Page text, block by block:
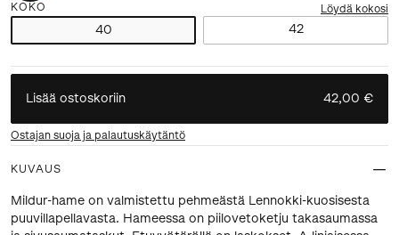
KOKO Löydä kokosi
40 42
Lisää ostoskoriin 42,00 €
Ostajan suoja ja palautuskäytäntö
KUVAUS
Mildur-hame on valmistettu pehmeästä Lennokki-kuosisesta
puuvillapellavasta. Hameessa on piilovetoketju takasaumassa